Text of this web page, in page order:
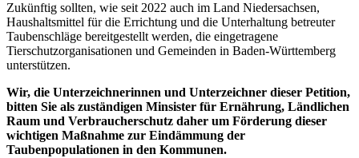
Zukünftig sollten, wie seit 2022 auch im Land Niedersachsen,
Haushaltsmittel für die Errichtung und die Unterhaltung betreuter
Taubenschläge bereitgestellt werden, die eingetragene
Tierschutzorganisationen und Gemeinden in Baden-Württemberg
unterstützen.
Wir, die Unterzeichnerinnen und Unterzeichner dieser Petition,
bitten Sie als zuständigen Minsister für Ernährung, Ländlichen
Raum und Verbraucherschutz daher um Förderung dieser
wichtigen Maßnahme zur Eindämmung der
Taubenpopulationen in den Kommunen.